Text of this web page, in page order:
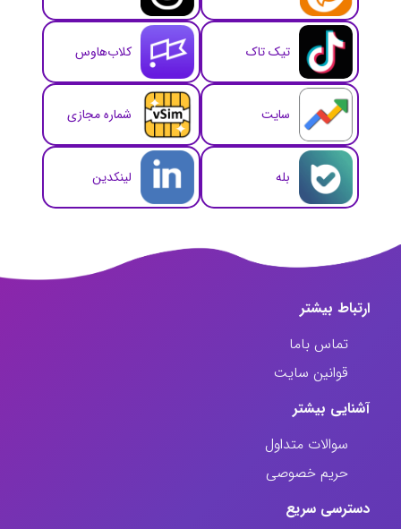
تیک تاک کلاب‌هاوس
سایت شماره مجازی
بله لینکدین
ارتباط‌ بیشتر
تماس باما
قوانین سایت
آشنایی بیشتر
سوالات متداول
حریم خصوصی
دسترسی سریع